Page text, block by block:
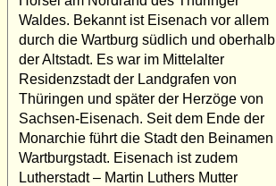
Waldes. Bekannt ist Eisenach vor allem
durch die Wartburg südlich und oberhalb
der Altstadt. Es war im Mittelalter
Residenzstadt der Landgrafen von
Thüringen und später der Herzöge von
Sachsen-Eisenach. Seit dem Ende der
Monarchie führt die Stadt den Beinamen
Wartburgstadt. Eisenach ist zudem
Lutherstadt – Martin Luthers Mutter